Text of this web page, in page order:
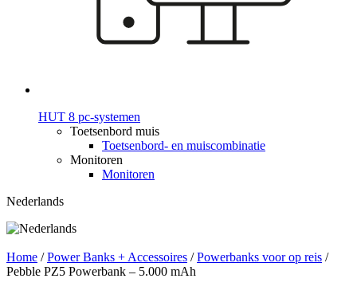
HUT 8 pc-systemen
Toetsenbord muis
Toetsenbord- en muiscombinatie
Monitoren
Monitoren
Nederlands
Home / Power Banks + Accessoires / Powerbanks voor op reis /
Pebble PZ5 Powerbank – 5.000 mAh